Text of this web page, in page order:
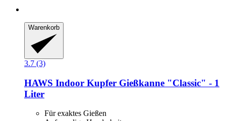
Warenkorb
3.7 (3)
HAWS Indoor Kupfer Gießkanne "Classic" -​ 1
Liter
Für exaktes Gießen